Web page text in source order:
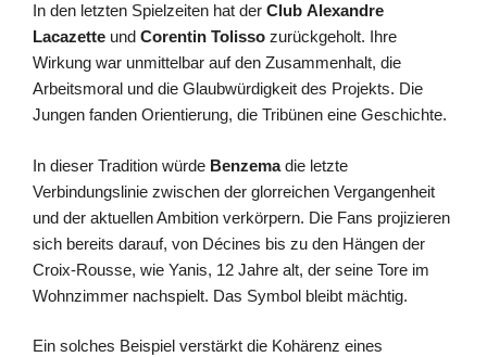
In den letzten Spielzeiten hat der Club Alexandre
Lacazette und Corentin Tolisso zurückgeholt. Ihre
Wirkung war unmittelbar auf den Zusammenhalt, die
Arbeitsmoral und die Glaubwürdigkeit des Projekts. Die
Jungen fanden Orientierung, die Tribünen eine Geschichte.
In dieser Tradition würde Benzemadie letzte
Verbindungslinie zwischen der glorreichen Vergangenheit
und der aktuellen Ambition verkörpern. Die Fans projizieren
sich bereits darauf, von Décines bis zu den Hängen der
Croix-Rousse, wie Yanis, 12 Jahre alt, der seine Tore im
Wohnzimmer nachspielt. Das Symbol bleibt mächtig.
Ein solches Beispiel verstärkt die Kohärenz eines